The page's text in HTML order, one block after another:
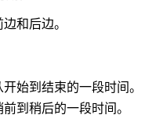
和后边。
始到结束的一段时间。
到稍后的一段时间。